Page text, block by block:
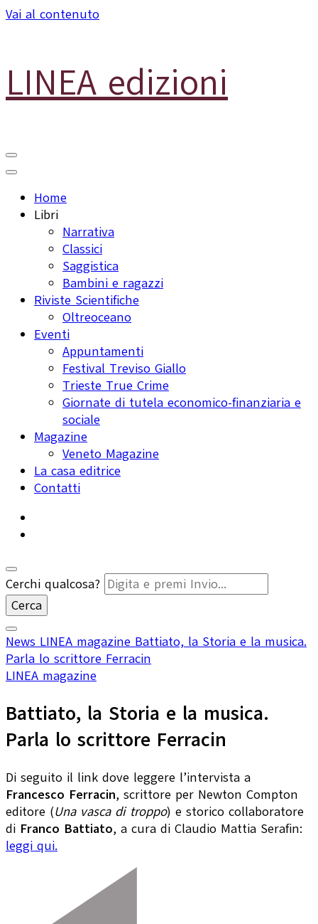
Vai al contenuto
LINEA edizioni
Home
Libri
Narrativa
Classici
Saggistica
Bambini e ragazzi
Riviste Scientifiche
Oltreoceano
Eventi
Appuntamenti
Festival Treviso Giallo
Trieste True Crime
Giornate di tutela economico-finanziaria e
sociale
Magazine
Veneto Magazine
La casa editrice
Contatti
Cerchi qualcosa?
News LINEA magazine Battiato, la Storia e la musica.
Parla lo scrittore Ferracin
LINEA magazine
Battiato, la Storia e la musica.
Parla lo scrittore Ferracin
Di seguito il link dove leggere l’intervista a
Francesco Ferracin, scrittore per Newton Compton
editore (Una vasca di troppo) e storico collaboratore
di Franco Battiato, a cura di Claudio Mattia Serafin:
leggi qui.